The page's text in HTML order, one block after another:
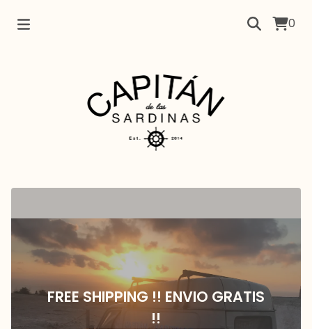
0
FREE SHIPPING !! ENVIO GRATIS
!!